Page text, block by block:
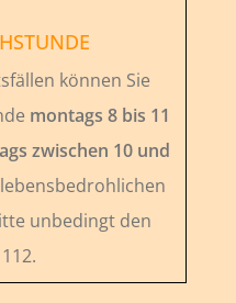
können Sie
montags 8 bis 11
zwischen 10 und
unbedingt den